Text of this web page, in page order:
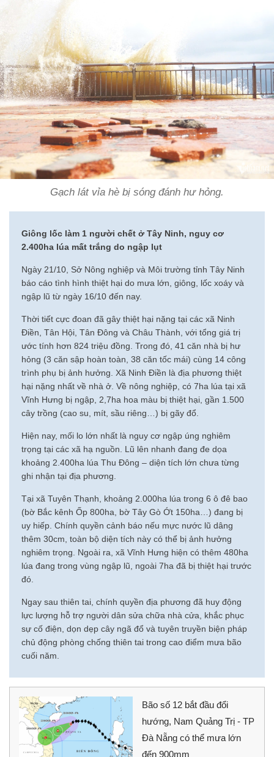
Gạch lát vỉa hè bị sóng đánh hư hỏng.
Giông lốc làm 1 người chết ở Tây Ninh, nguy cơ
2.400ha lúa mất trắng do ngập lụt
Ngày 21/10, Sở Nông nghiệp và Môi trường tỉnh Tây Ninh
báo cáo tình hình thiệt hại do mưa lớn, giông, lốc xoáy và
ngập lũ từ ngày 16/10 đến nay.
Thời tiết cực đoan đã gây thiệt hại nặng tại các xã Ninh
Điền, Tân Hội, Tân Đông và Châu Thành, với tổng giá trị
ước tính hơn 824 triệu đồng. Trong đó, 41 căn nhà bị hư
hỏng (3 căn sập hoàn toàn, 38 căn tốc mái) cùng 14 công
trình phụ bị ảnh hưởng. Xã Ninh Điền là địa phương thiệt
hại nặng nhất về nhà ở. Về nông nghiệp, có 7ha lúa tại xã
Vĩnh Hưng bị ngập, 2,7ha hoa màu bị thiệt hại, gần 1.500
cây trồng (cao su, mít, sầu riêng…) bị gãy đổ.
Hiện nay, mối lo lớn nhất là nguy cơ ngập úng nghiêm
trọng tại các xã hạ nguồn. Lũ lên nhanh đang đe dọa
khoảng 2.400ha lúa Thu Đông – diện tích lớn chưa từng
ghi nhận tại địa phương.
Tại xã Tuyên Thạnh, khoảng 2.000ha lúa trong 6 ô đê bao
(bờ Bắc kênh Ốp 800ha, bờ Tây Gò Ớt 150ha…) đang bị
uy hiếp. Chính quyền cảnh báo nếu mực nước lũ dâng
thêm 30cm, toàn bộ diện tích này có thể bị ảnh hưởng
nghiêm trọng. Ngoài ra, xã Vĩnh Hưng hiện có thêm 480ha
lúa đang trong vùng ngập lũ, ngoài 7ha đã bị thiệt hại trước
đó.
Ngay sau thiên tai, chính quyền địa phương đã huy động
lực lượng hỗ trợ người dân sửa chữa nhà cửa, khắc phục
sự cố điện, dọn dẹp cây ngã đổ và tuyên truyền biện pháp
chủ động phòng chống thiên tai trong cao điểm mưa bão
cuối năm.
Bão số 12 bắt đầu đổi
hướng, Nam Quảng Trị - TP
Đà Nẵng có thể mưa lớn
đến 900mm